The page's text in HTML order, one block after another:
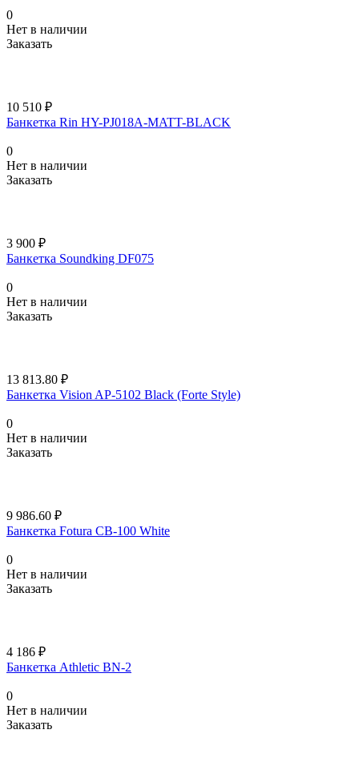
0
Нет в наличии
Заказать
10 510 ₽
Банкетка Rin HY-PJ018A-MATT-BLACK
0
Нет в наличии
Заказать
3 900 ₽
Банкетка Soundking DF075
0
Нет в наличии
Заказать
13 813.80 ₽
Банкетка Vision AP-5102 Black (Forte Style)
0
Нет в наличии
Заказать
9 986.60 ₽
Банкетка Fotura CB-100 White
0
Нет в наличии
Заказать
4 186 ₽
Банкетка Athletic BN-2
0
Нет в наличии
Заказать